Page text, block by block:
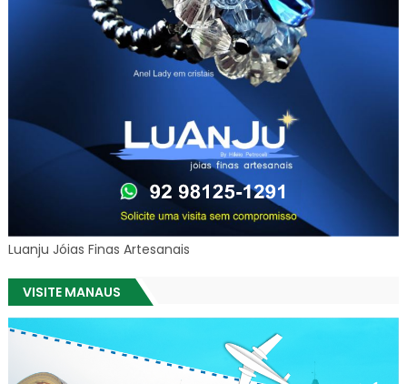
Luanju Jóias Finas Artesanais
VISITE MANAUS